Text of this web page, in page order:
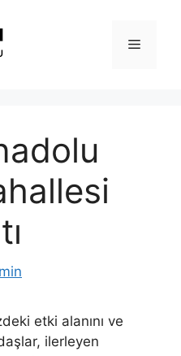
Menü
etki alanını ve
ilerleyen